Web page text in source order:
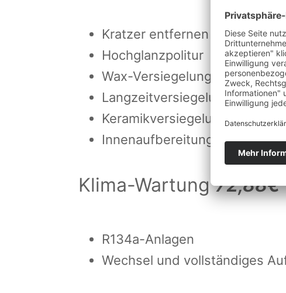
Kratzer entfernen + Smart-
Hochglanzpolitur
Wax-Versiegelung
Langzeitversiegelung
Keramikversiegelung
Innenaufbereitung
Klima-Wartung72,88€
R134a-Anlagen
Wechsel und vollständiges